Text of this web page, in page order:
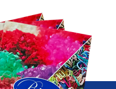
butonuna